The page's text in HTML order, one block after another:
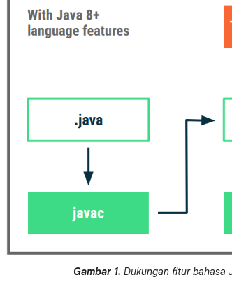
Gambar 1. Dukungan fitur bahasa